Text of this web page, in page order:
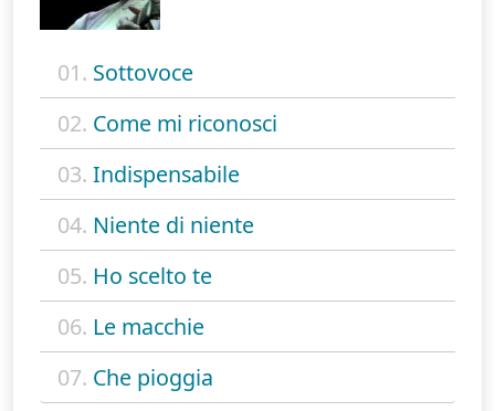
01. Sottovoce
02. Come mi riconosci
03. Indispensabile
04. Niente di niente
05. Ho scelto te
06. Le macchie
07. Che pioggia